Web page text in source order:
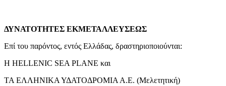
ΔΥΝΑΤΟΤΗΤΕΣ ΕΚΜΕΤΑΛΛΕΥΣΕΩΣ
Επί του παρόντος, εντός Ελλάδας, δραστηριοποιούνται:
Η HELLENIC SEA PLANE και
ΤΑ ΕΛΛΗΝΙΚΑ ΥΔΑΤΟΔΡΟΜΙΑ Α.Ε. (Μελετητική)